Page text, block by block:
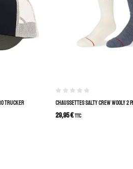
TRUCKER
CHAUSSETTES SALTY CREW WOOLY 2
29,95€TTC